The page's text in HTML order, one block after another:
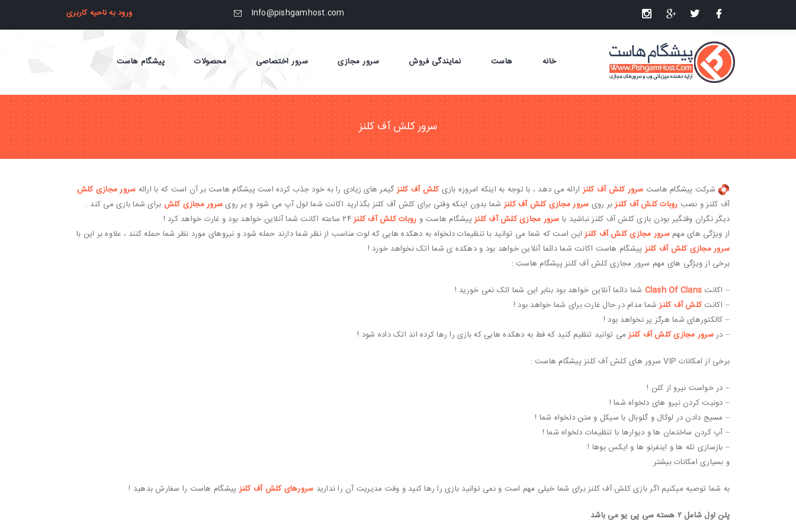
Info@pishgamhost.com ورود به ناحیه کاربری
خانه هاست نمایندگی فروش سرور مجازی سرور اختصاصی محصولات پیشگام هاست
سرور کلش آف کلنز
شرکت پیشگام هاست سرور کلش آف کلنزارائه می دهد ، با توجه به اینکه امروزه بازیکلش آف کلنزگیمر های زیادی را به خود جذب کرده است پیشگام هاست بر آن است که با ارائه سرور مجازی کلش
آف کلنز و نصب روبات کلش آف کلنزبر روی سرور مجازی کلش آف کلنزشما بدون اینکه وقتی برای کلش آف کلنز بگذارید اکانت شما لول آپ می شود و یر رویسرور مجازی کلش برای شما بازی می کند .
دیگر نگران وقتگیر بودن بازی کلش آف کلنز نباشید با سرور مجازی کلش آف کلنزپیشگام هاست و روبات کلش آف کلنز۲۴ ساعته اکانت شما آنلاین خواهد بود و غارت خواهد کرد !
از ویژگی های مهمسرور مجازی کلش آف کلنزاین است که شما می توانید با تنظیمات دلخواه به دهکده هایی که لوت مناسب از نظر شما دارند حمله شود و نیروهای مورد نظر شما حمله کنند ، علاوه بر این با
سرور مجازی کلش آف کلنزپیشگام هاست اکانت شما دائما آنلاین خواهد بود و دهکده ی شما اتک نخواهد خورد !
برخی از ویژگی های مهم سرور مجازی کلش آف کلنز پیشگام هاست :
– اکانت Clash Of Clans شما دائما آنلاین خواهد بود بنابر این شما اتک نمی خورید !
– اکانتکلش آف کلنز شما مدام در حال غارت برای شما خواهد بود !
– کالکتورهای شما هرگز پر نخواهد بود !
– درسرور مجازی کلش آف کلنزمی توانید تنظیم کنید که فط به دهکده هایی که بازی را رها کرده اند اتک داده شود !
برخی از امکانات VIP سرور های کلش آف کلنز پیشگام هاست :
– در خواست نیرو از کلن !
– دونیت کردن نیرو های دلخواه شما !
– مسیج دادن در لوکال و گلوبال با سیکل و متن دلخواه شما !
– آپ کردن ساختمان ها و دیوارها با تنظیمات دلخواه شما !
– بازسازی تله ها و اینفرنو ها و ایکس بوها !
و بسیاری امکانات بیشتر
به شما توصیه میکنیم اگر بازی کلش آف کلنز برای شما خیلی مهم است و نمی توانید بازی را رها کنید و وقت مدیریت آن را ندارید سرورهای کلش آف کلنزپیشگام هاست را سفارش بدهید !
پلن اول شامل ۲ هسته سی پی یو می باشد